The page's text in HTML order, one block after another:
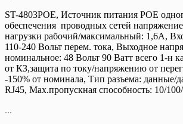
ST-4803POE, Источник питания POE
обеспечения проводных сетей
нагрузки рабочий/максимальный: 1,6А,
110-240 Вольт перем. тока, Выходное
номинальное: 48 Вольт 90 Ватт всего 1-н
от КЗ,защита по току/напряжению от
-150% от номинала, Тип разъема: данные/
RJ45, Max.пропускная способность: 10/
...